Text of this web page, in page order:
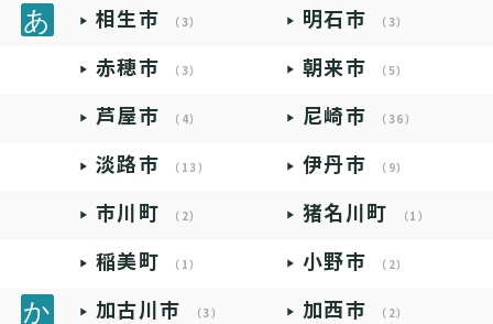
相生市 （3） 明石市 （3）
赤穂市 （3） 朝来市 （5）
芦屋市 （4） 尼崎市 （36）
淡路市 （13） 伊丹市 （9）
市川町 （2） 猪名川町 （1）
稲美町 （1） 小野市 （2）
加古川市 （3） 加西市 （2）